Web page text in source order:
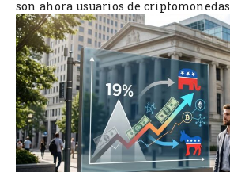
son ahora usuarios de criptomonedas